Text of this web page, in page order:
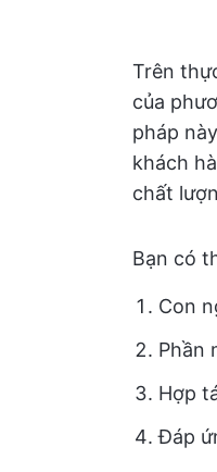
Trên
của
pháp
khách
chất
Bạn có
Con
Phần
Hợp
Đáp